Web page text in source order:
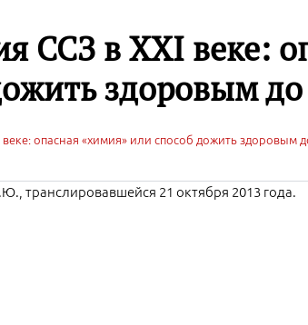
CCЗ в XXI веке:
здоровым до
веке: опасная «химия» или способ дожить здоровым
транслировавшейся 21 октября 2013 года.